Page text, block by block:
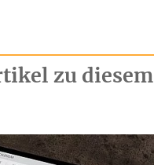
zu diesem